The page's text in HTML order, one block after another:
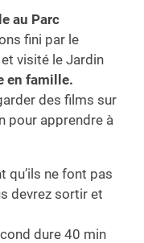
au Parc
fini par le
visité le Jardin
en famille.
des films sur
pour apprendre à
qu’ils ne font pas
devrez sortir et
dure 40 min